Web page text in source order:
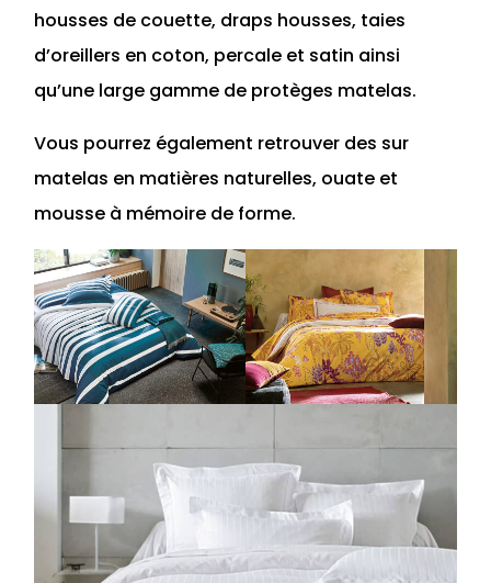
housses de couette, draps housses, taies
d’oreillers en coton, percale et satin ainsi
qu’une large gamme de protèges matelas.
Vous pourrez également retrouver des sur
matelas en matières naturelles, ouate et
mousse à mémoire de forme.